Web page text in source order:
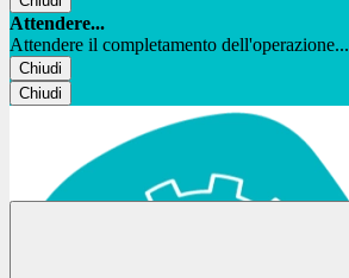
Attendere...
Attendere il completamento dell'operazione...
Chiudi
Chiudi